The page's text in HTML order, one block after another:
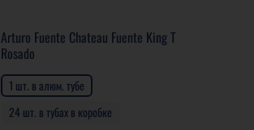
Arturo Fuente Chateau Fuente King T
Rosado
1 шт. в алюм. тубе
24 шт. в тубах в коробке